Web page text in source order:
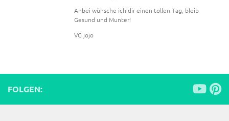
Anbei wünsche ich dir einen tollen Tag, bleib
Gesund und Munter!
VG jojo
FOLGEN: